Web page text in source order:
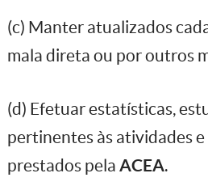
(c) Manter atualizados
mala direta ou por outros
(d) Efetuar estatísticas,
pertinentes às atividades
prestados pela ACEA.